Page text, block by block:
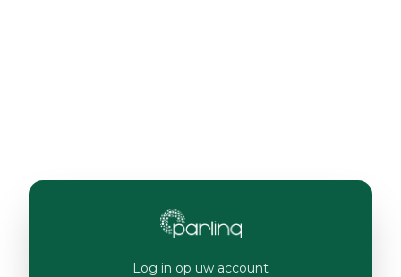
Log in op uw account